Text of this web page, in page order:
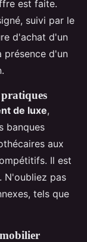
est faite.
suivi par le
d'achat d'un
présence d'un
de luxe,
banques
aux
Il est
N'oubliez pas
tels que